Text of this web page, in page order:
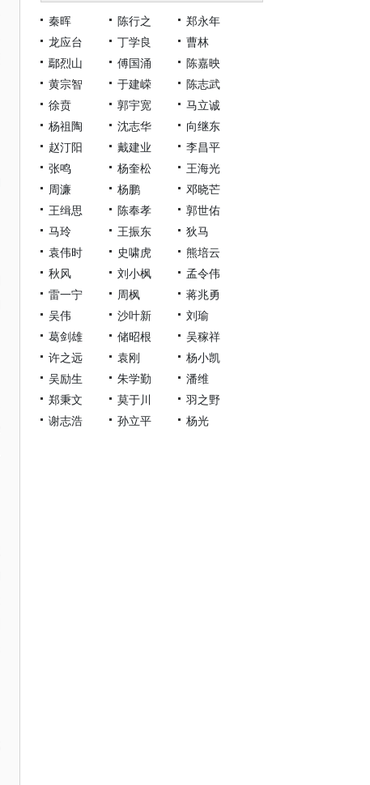
秦晖 陈行之
郑永年
龙应台
丁学良
曹林
鄢烈山
傅国涌
陈嘉映
黄宗智
于建嵘
陈志武
徐贲
郭宇宽
马立诚
杨祖陶
沈志华
向继东
赵汀阳
戴建业
李昌平
张鸣
杨奎松
王海光
周濂
杨鹏
邓晓芒
王缉思
陈奉孝
郭世佑
马玲
王振东
狄马
袁伟时
史啸虎
熊培云
秋风
刘小枫
孟令伟
雷一宁
周枫
蒋兆勇
吴伟
沙叶新
刘瑜
葛剑雄
储昭根
吴稼祥
许之远
袁刚
杨小凯
吴励生
朱学勤
潘维
郑秉文
莫于川
羽之野
谢志浩
孙立平 杨光